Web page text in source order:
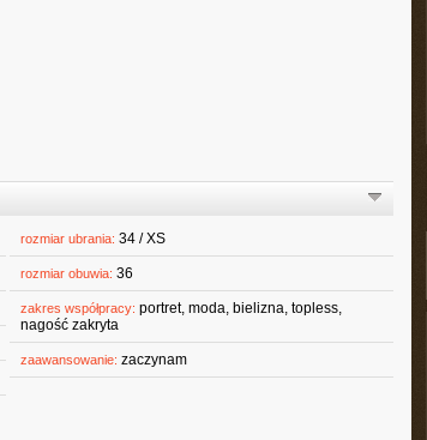
rozmiar ubrania: 34 / XS
rozmiar obuwia: 36
zakres współpracy: portret, moda, bielizna, topless,
nagość zakryta
zaawansowanie: zaczynam